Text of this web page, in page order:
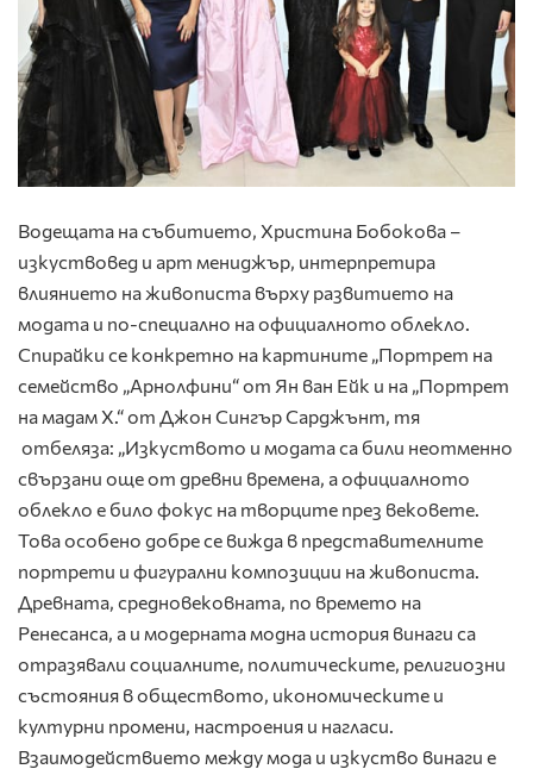
Водещата на събитието, Христина Бобокова –
изкуствовед и арт мениджър, интерпретира
влиянието на живописта върху развитието на
модата и по-специално на официалното облекло.
Спирайки се конкретно на картините „Портрет на
семейство „Арнолфини“ от Ян ван Ейк и на „Портрет
на мадам Х.“ от Джон Сингър Сарджънт, тя
отбеляза: „Изкуството и модата са били неотменно
свързани още от древни времена, а официалното
облекло е било фокус на творците през вековете.
Това особено добре се вижда в представителните
портрети и фигурални композиции на живописта.
Древната, средновековната, по времето на
Ренесанса, а и модерната модна история винаги са
отразявали социалните, политическите, религиозни
състояния в обществото, икономическите и
културни промени, настроения и нагласи.
Взаимодействието между мода и изкуство винаги е